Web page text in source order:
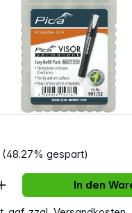
(48.27% gespart)
Gib denIn den